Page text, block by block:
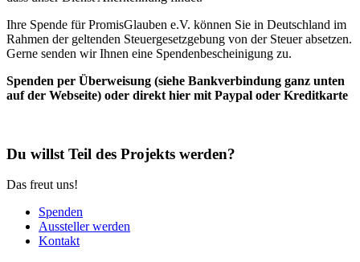
Ihre Spende für PromisGlauben e.V. können Sie in Deutschland im
Rahmen der geltenden Steuergesetzgebung von der Steuer absetzen.
Gerne senden wir Ihnen eine Spendenbescheinigung zu.
Spenden per Überweisung (siehe Bankverbindung ganz unten
auf der Webseite) oder direkt hier mit Paypal oder Kreditkarte
Du willst Teil des Projekts werden?
Das freut uns!
Spenden
Aussteller werden
Kontakt